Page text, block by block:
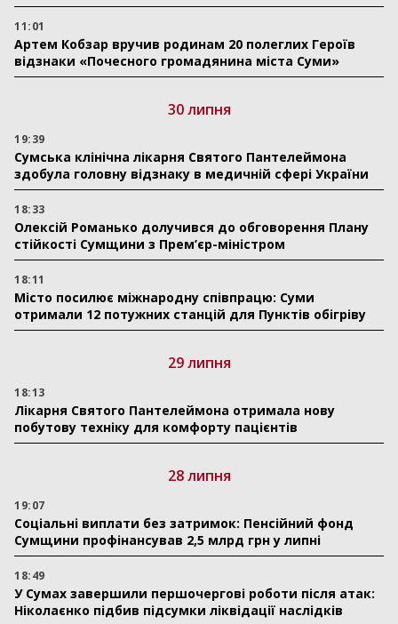
11:01
Артем Кобзар вручив родинам 20 полеглих Героїв
відзнаки «Почесного громадянина міста Суми»
30 липня
19:39
Сумська клінічна лікарня Святого Пантелеймона
здобула головну відзнаку в медичній сфері України
18:33
Олексій Романько долучився до обговорення Плану
стійкості Сумщини з Прем’єр-міністром
18:11
Місто посилює міжнародну співпрацю: Суми
отримали 12 потужних станцій для Пунктів обігріву
29 липня
18:13
Лікарня Святого Пантелеймона отримала нову
побутову техніку для комфорту пацієнтів
28 липня
19:07
Соціальні виплати без затримок: Пенсійний фонд
Сумщини профінансував 2,5 млрд грн у липні
18:49
У Сумах завершили першочергові роботи після атак:
Ніколаєнко підбив підсумки ліквідації наслідків